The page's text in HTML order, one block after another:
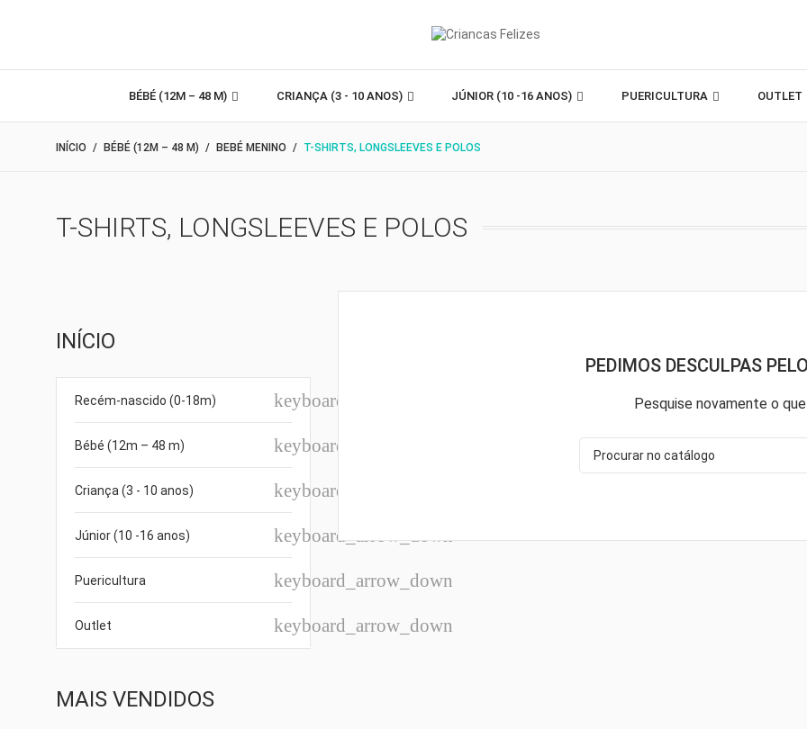
BÉBÉ (12M – 48 M) CRIANÇA (3 - 10 ANOS) JÚNIOR (10 -16 ANOS) PUERICULTURA OUTLET
INÍCIO BÉBÉ (12M – 48 M) BEBÉ MENINO T-SHIRTS, LONGSLEEVES E POLOS
T-SHIRTS, LONGSLEEVES E POLOS
INÍCIO
Recém-nascido (0-18m) keyboard_arrow_down
Bébé (12m – 48 m) keyboard_arrow_down
Criança (3 - 10 anos) keyboard_arrow_down
Júnior (10 -16 anos) keyboard_arrow_down
Puericultura keyboard_arrow_down
Outlet keyboard_arrow_down
MAIS VENDIDOS
PEDIMOS DESCULPAS
Pesquise novamente o